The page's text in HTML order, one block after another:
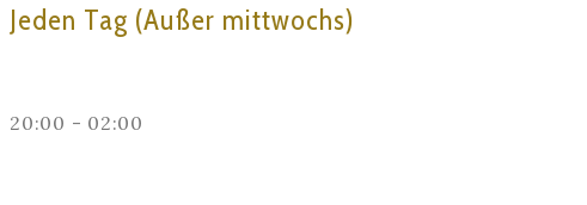
Jeden Tag (Außer mittwochs)
20:00 - 02:00